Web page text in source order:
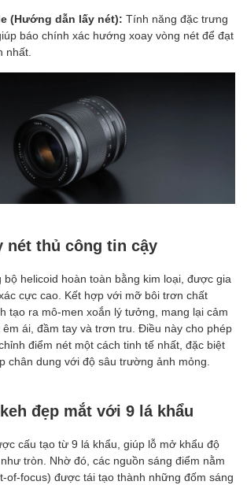
(Hướng dẫn lấy nét): Tính năng đặc trưng
báo chính xác hướng xoay vòng nét để đạt
nhất.
nét thủ công tin cậy
bộ helicoid hoàn toàn bằng kim loại, được gia
cực cao. Kết hợp với mỡ bôi trơn chất
tạo ra mô-men xoắn lý tưởng, mang lại cảm
ái, đầm tay và trơn tru. Điều này cho phép
điểm nét một cách tinh tế nhất, đặc biệt
chân dung với độ sâu trường ảnh mỏng.
đẹp mắt với 9 lá khẩu
cấu tạo từ 9 lá khẩu, giúp lỗ mở khẩu độ
tròn. Nhờ đó, các nguồn sáng điểm nằm
of-focus) được tái tạo thành những đốm sáng